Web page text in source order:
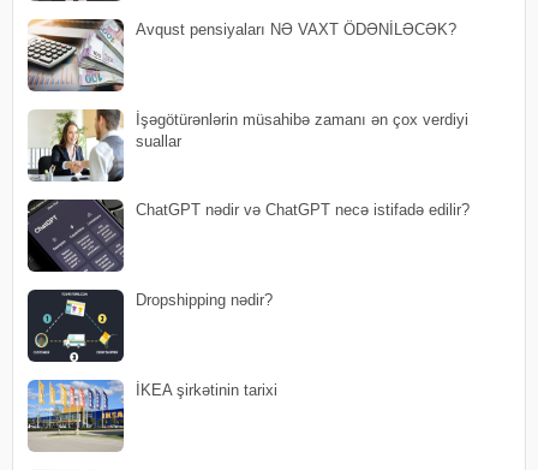
Avqust pensiyaları NƏ VAXT ÖDƏNİLƏCƏK?
İşəgötürənlərin müsahibə zamanı ən çox verdiyi
suallar
ChatGPT nədir və ChatGPT necə istifadə edilir?
Dropshipping nədir?
İKEA şirkətinin tarixi